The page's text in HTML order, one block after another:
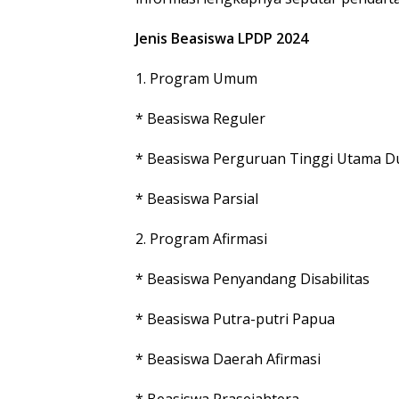
Jenis Beasiswa LPDP 2024
1. Program Umum
* Beasiswa Reguler
* Beasiswa Perguruan Tinggi Utama
* Beasiswa Parsial
2. Program Afirmasi
* Beasiswa Penyandang Disabilitas
* Beasiswa Putra-putri Papua
* Beasiswa Daerah Afirmasi